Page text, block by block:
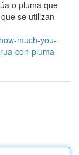
o pluma que
se utilizan
much-you-
con-pluma